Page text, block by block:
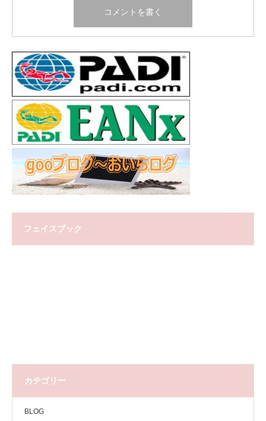
フェイスブック
カテゴリー
BLOG